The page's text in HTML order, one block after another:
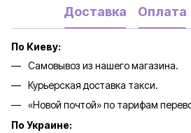
Доставка Оплата
По Киеву:
Самовывоз из нашего магазина.
Курьерская доставка такси.
«Новой почтой» по тарифам
По Украине: